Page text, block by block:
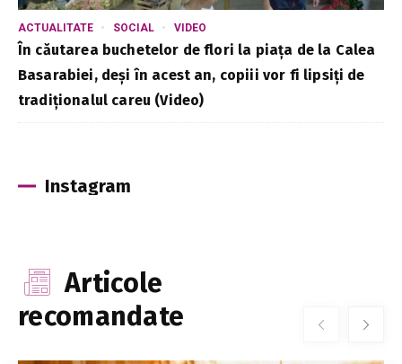
ACTUALITATE SOCIAL VIDEO
În căutarea buchetelor de flori la piața de la Calea
Basarabiei, deși în acest an, copiii vor fi lipsiți de
tradiționalul careu (Video)
Instagram
Articole
recomandate